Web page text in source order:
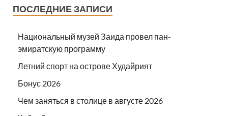
ПОСЛЕДНИЕ ЗАПИСИ
Национальный музей Заида провел пан-
эмиратскую программу
Летний спорт на острове Худайрият
Бонус 2026
Чем заняться в столице в августе 2026